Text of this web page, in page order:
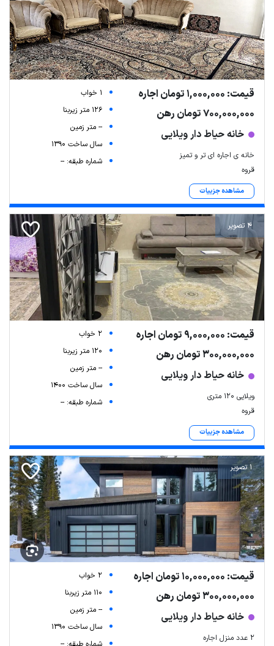
قیمت: 1,000,000 تومان اجاره
700,000,000 تومان رهن
خانه حیاط دار ویلایی
خانه ی اجاره ای تر و تمیز
قروه
مشاهده جزییات
1 خواب
126 متر زیربنا
-- متر زمین
سال ساخت 1390
شماره طبقه: --
4 تصویر
قیمت: 9,000,000 تومان اجاره
300,000,000 تومان رهن
خانه حیاط دار ویلایی
ویلایی ۱۲۰ متری
قروه
مشاهده جزییات
2 خواب
120 متر زیربنا
-- متر زمین
سال ساخت 1400
شماره طبقه: --
1 تصویر
قیمت: 10,000,000 تومان اجاره
300,000,000 تومان رهن
خانه حیاط دار ویلایی
۲ عدد منزل اجاره
2 خواب
110 متر زیربنا
-- متر زمین
سال ساخت 1390